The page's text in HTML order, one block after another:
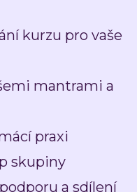
kurzu pro vaše
mantrami a
praxi
skupiny
a sdílení